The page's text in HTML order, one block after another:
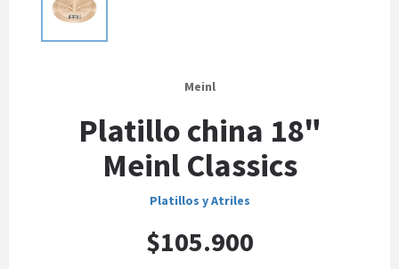
Meinl
Platillo china 18"
Meinl Classics
Platillos y Atriles
$105.900